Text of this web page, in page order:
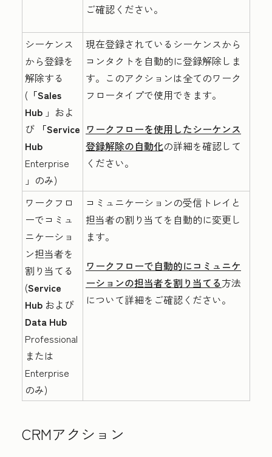
ご確認ください。
シーケンス
から登録を
解除する
( 「Sales
Hub 」およ
び 「Service
Hub
Enterprise
」のみ)
現在登録されているシーケンスから
コンタクトを自動的に登録解除しま
す。このアクションは全てのワーク
フロータイプで使用できます。
ワークフローを使用したシーケンス
登録解除の自動化の詳細を確認して
ください。
ワークフロ
ーでコミュ
ニケーショ
ン担当者を
割り当てる
(Service
Hub および
Data Hub
Professional
または
Enterprise
のみ)
コミュニケーションの受信トレイと
担当者の割り当てを自動的に変更し
ます。
ワークフローで自動的にコミュニケ
ーションの担当者を割り当てる方法
について詳細をご確認ください。
CRMアクション